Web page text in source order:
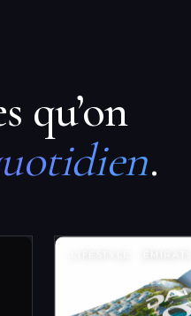
qu’on
.